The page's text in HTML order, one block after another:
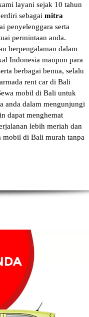
layani sejak 10 tahun
sebagai mitra
penyelenggara serta
permintaan anda.
berpengalaman dalam
Indonesia maupun para
berbagai benua, selalu
rent car di Bali
mobil di Bali untuk
anda dalam mengunjungi
dapat menghemat
lebih meriah dan
mobil di Bali murah tanpa